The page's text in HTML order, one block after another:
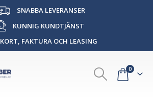
SNABBA LEVERANSER
KUNNIG KUNDTJÄNST
KORT, FAKTURA OCH LEASING
0